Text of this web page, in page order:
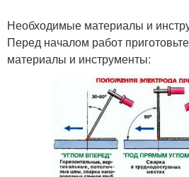
Необходимые материалы и
Перед началом работ
материалы и инструменты: